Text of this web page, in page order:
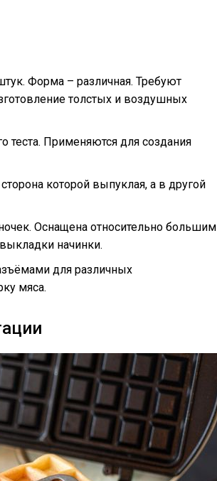
Форма – различная. Требуют
толстых и воздушных
теста. Применяются для создания
которой выпуклая, а в другой
Оснащена относительно большим
начинки.
для различных
мяса.